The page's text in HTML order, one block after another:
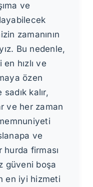
ve
zamanının
Bu nedenle,
hızlı ve
özen
kalır,
ve her zaman
ve
firması
güveni boşa
en iyi hizmeti